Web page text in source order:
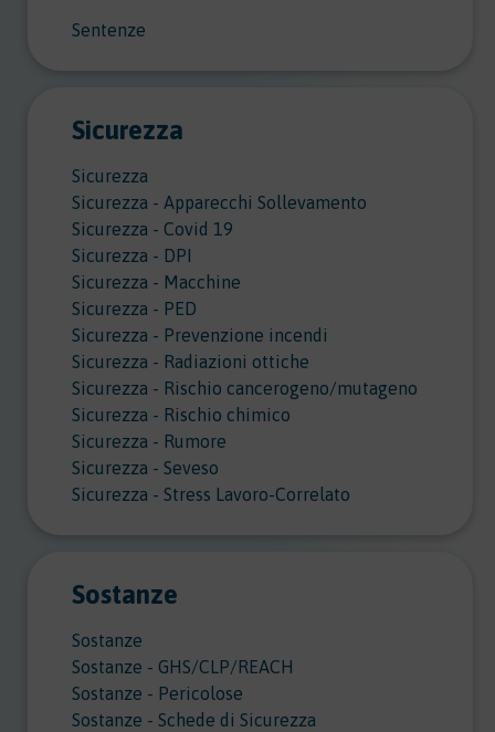
Sentenze
Sicurezza
Sicurezza
Sicurezza - Apparecchi Sollevamento
Sicurezza - Covid 19
Sicurezza - DPI
Sicurezza - Macchine
Sicurezza - PED
Sicurezza - Prevenzione incendi
Sicurezza - Radiazioni ottiche
Sicurezza - Rischio cancerogeno/mutageno
Sicurezza - Rischio chimico
Sicurezza - Rumore
Sicurezza - Seveso
Sicurezza - Stress Lavoro-Correlato
Sostanze
Sostanze
Sostanze - GHS/CLP/REACH
Sostanze - Pericolose
Sostanze - Schede di Sicurezza